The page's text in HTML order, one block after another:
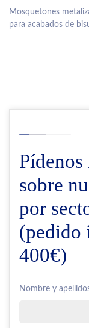
Mosquetones
para acabados de
sobre
por
(pedido
400€)
Nombre y